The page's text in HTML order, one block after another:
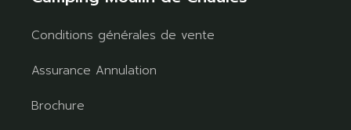
Conditions générales de vente
Assurance Annulation
Brochure